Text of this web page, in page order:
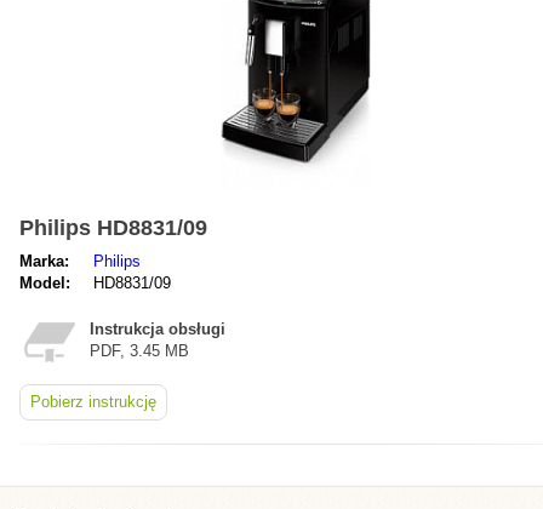
Philips HD8831/09
Marka:
Philips
Model:
HD8831/09
Instrukcja obsługi
PDF, 3.45 MB
Pobierz instrukcję